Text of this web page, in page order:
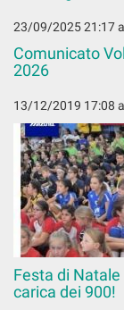
23/09/2025 21:17
Comunicato
2026
13/12/2019 17:08
Festa di
carica dei 900!